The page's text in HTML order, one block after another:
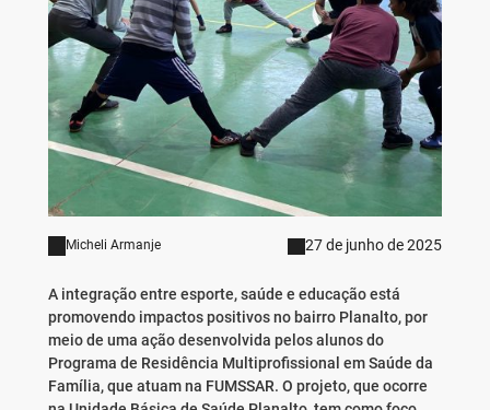
Micheli Armanje 27 de junho de 2025
A integração entre esporte, saúde e educação está
promovendo impactos positivos no bairro Planalto, por
meio de uma ação desenvolvida pelos alunos do
Programa de Residência Multiprofissional em Saúde da
Família, que atuam na FUMSSAR. O projeto, que ocorre